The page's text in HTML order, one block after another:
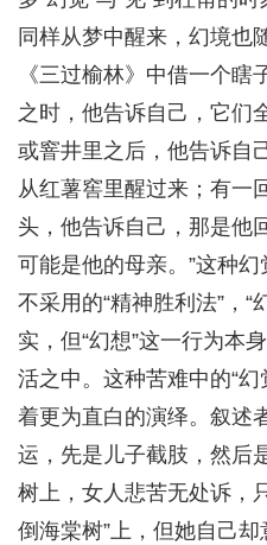
同样从梦中醒来，幻境也
《三过榆林》中借一个瞎
之时，他告诉自己，它们
或窨井里之后，他告诉自
从红薯窖里醒过来；有一
头，他告诉自己，那是他
可能是他的母亲。”这种
不采用的“精神胜利法”，“
实，但“幻想”这一行为本
活之中。这种苦难中的“
着更为直白的演绎。叙述
运，先是儿子截肢，然后
树上，女人悲苦无处诉，
倒海棠树”上，但她自己